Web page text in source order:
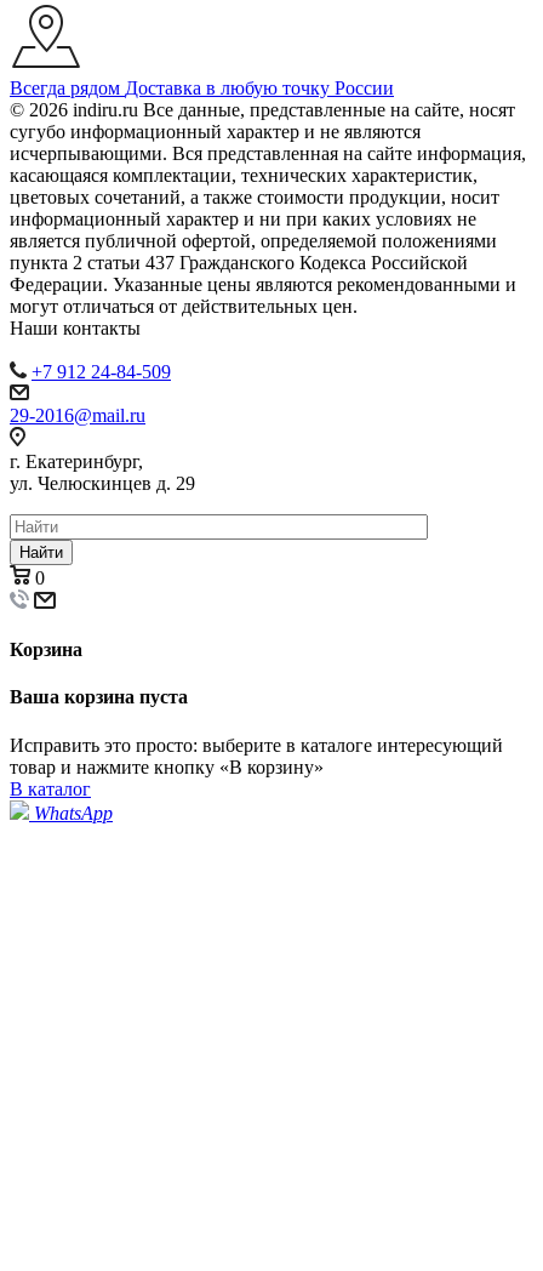
Всегда рядом Доставка в любую точку России
© 2026 indiru.ru Все данные, представленные на сайте, носят
сугубо информационный характер и не являются
исчерпывающими. Вся представленная на сайте информация,
касающаяся комплектации, технических характеристик,
цветовых сочетаний, а также стоимости продукции, носит
информационный характер и ни при каких условиях не
является публичной офертой, определяемой положениями
пункта 2 статьи 437 Гражданского Кодекса Российской
Федерации. Указанные цены являются рекомендованными и
могут отличаться от действительных цен.
Наши контакты
+7 912 24-84-509
29-2016@mail.ru
г. Екатеринбург,
ул. Челюскинцев д. 29
Найти
0
Корзина
Ваша корзина пуста
Исправить это просто: выберите в каталоге интересующий
товар и нажмите кнопку «В корзину»
В каталог
WhatsApp